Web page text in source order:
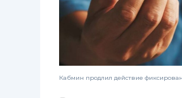
Кабмин продлил действие